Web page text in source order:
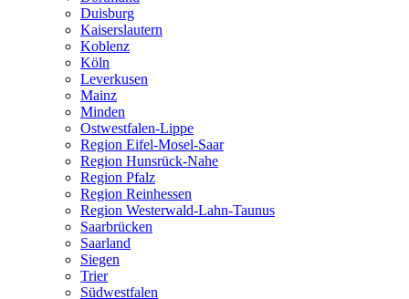
Duisburg
Kaiserslautern
Koblenz
Köln
Leverkusen
Mainz
Minden
Ostwestfalen-Lippe
Region Eifel-Mosel-Saar
Region Hunsrück-Nahe
Region Pfalz
Region Reinhessen
Region Westerwald-Lahn-Taunus
Saarbrücken
Saarland
Siegen
Trier
Südwestfalen